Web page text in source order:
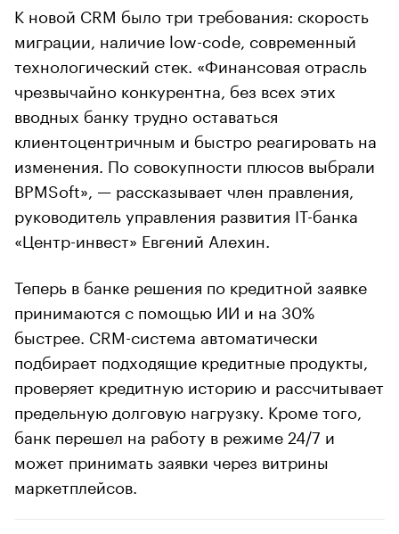
К новой CRM было три требования: скорость
миграции, наличие low-code, современный
технологический стек. «Финансовая отрасль
чрезвычайно конкурентна, без всех этих
вводных банку трудно оставаться
клиентоцентричным и быстро реагировать на
изменения. По совокупности плюсов выбрали
BPMSoft», — рассказывает член правления,
руководитель управления развития IT-банка
«Центр-инвест» Евгений Алехин.
Теперь в банке решения по кредитной заявке
принимаются с помощью ИИ и на 30%
быстрее. CRM-система автоматически
подбирает подходящие кредитные продукты,
проверяет кредитную историю и рассчитывает
предельную долговую нагрузку. Кроме того,
банк перешел на работу в режиме 24/7 и
может принимать заявки через витрины
маркетплейсов.